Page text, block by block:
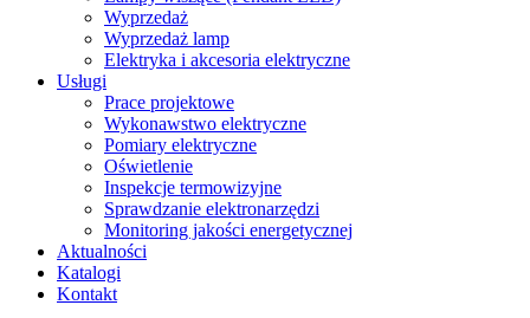
Wyprzedaż
Wyprzedaż lamp
Elektryka i akcesoria elektryczne
Usługi
Prace projektowe
Wykonawstwo elektryczne
Pomiary elektryczne
Oświetlenie
Inspekcje termowizyjne
Sprawdzanie elektronarzędzi
Monitoring jakości energetycznej
Aktualności
Katalogi
Kontakt